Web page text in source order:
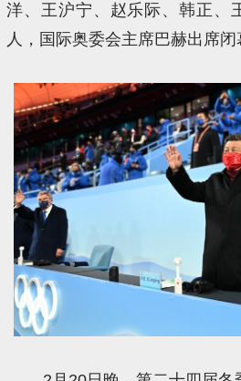
洋、王沪宁、赵乐际、韩正、
人，国际奥委会主席巴赫出席闭